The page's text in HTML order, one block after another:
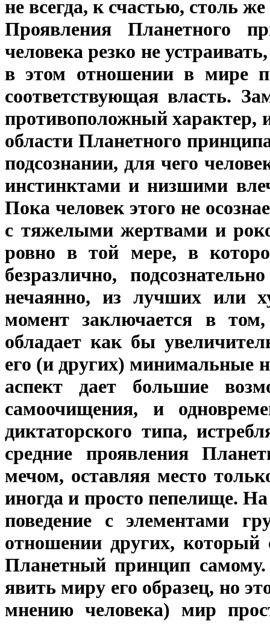
не всегда, к счастью, столь
Проявления Планетного
человека резко не
в этом отношении в мире
соответствующая власть.
противоположный характер,
области Планетного
подсознании, для чего
инстинктами и низшими
Пока человек этого не
с тяжелыми жертвами и
ровно в той мере, в
безразлично,
нечаянно, из лучших или
момент заключается в
обладает как бы
его (и других) минимальные
аспект дает большие
самоочищения, и
диктаторского типа,
средние проявления
мечом, оставляя место
иногда и просто пепелище.
поведение с элементами
отношении других, который
Планетный принцип самому.
явить миру его образец, но
мнению человека) мир